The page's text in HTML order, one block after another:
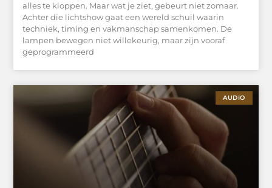
alles te kloppen. Maar wat je ziet, gebeurt niet zomaar.
Achter die lichtshow gaat een wereld schuil waarin
techniek, timing en vakmanschap samenkomen. De
lampen bewegen niet willekeurig, maar zijn vooraf
geprogrammeerd
AUDIO